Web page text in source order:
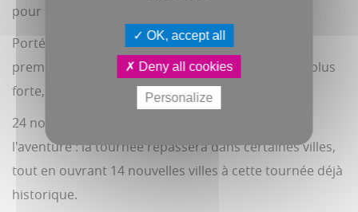
pour ces retrouvailles avec Florent Pagny.
Portée par l'accueil exceptionnel réservé aux
premières dates et face à une demande toujours plus
forte, la tournée se prolonge.
24 nouveaux concerts viendront ainsi s'ajouter à
l'aventure : la tournée repassera dans certaines villes,
tout en ouvrant 14 nouvelles villes à cette tournée déjà
historique.
OK, accept all
Deny all cookies
Personalize